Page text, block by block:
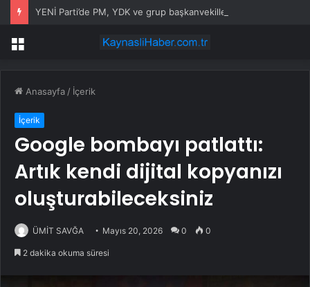
YENİ Parti’de PM, YDK ve grup başkanvekilleri belirlendi
Menü
Anasayfa / İçerik
İçerik
Google bombayı patlattı:
Artık kendi dijital kopyanızı
oluşturabileceksiniz
ÜMİT SAVĞA Mayıs 20, 2026 0 0
2 dakika okuma süresi